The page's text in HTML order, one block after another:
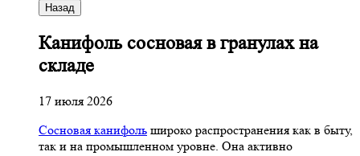
Назад
Канифоль сосновая в гранулах на
складе
17 июля 2026
Сосновая канифоль широко распространения как в быту,
так и на промышленном уровне. Она активно